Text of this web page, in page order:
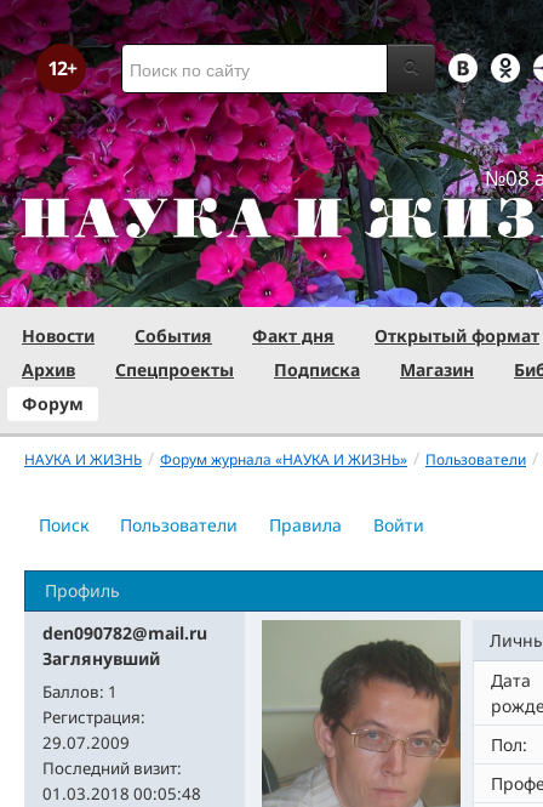
№08
Новости События Факт дня
Открытый формат
Архив
Спецпроекты Подписка Магазин
Форум
НАУКА И ЖИЗНЬ / Форум журнала «НАУКА И ЖИЗНЬ» / Пользователи /
Поиск Пользователи Правила Войти
Профиль
den090782@mail.ru
Заглянувший
Баллов: 1
Регистрация:
29.07.2009
Последний визит:
01.03.2018 00:05:48
Дата
Пол: